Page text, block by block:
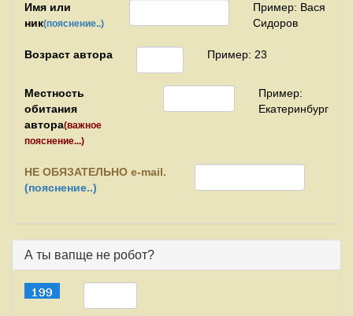
Имя или
ник(пояснение..)
Пример: Вася
Сидоров
Возраст автора Пример: 23
Местность
обитания
автора(важное
пояснение...)
Пример:
Екатеринбург
НЕ ОБЯЗАТЕЛЬНО e-mail.
(пояснение..)
А ты вапще не робот?